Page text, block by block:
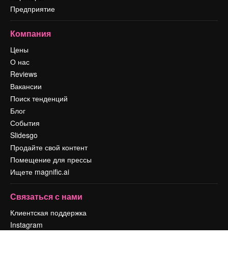
Предприятие
Компания
Цены
О нас
Reviews
Вакансии
Поиск тенденций
Блог
События
Slidesgo
Продайте свой контент
Помещение для прессы
Ищете magnific.ai
Связаться с нами
Клиентская поддержка
Instagram